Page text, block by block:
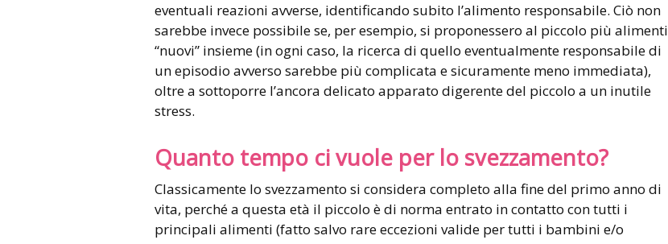
eventuali reazioni avverse, identificando subito l’alimento responsabile. Ciò non
sarebbe invece possibile se, per esempio, si proponessero al piccolo più alimenti
“nuovi” insieme (in ogni caso, la ricerca di quello eventualmente responsabile di
un episodio avverso sarebbe più complicata e sicuramente meno immediata),
oltre a sottoporre l’ancora delicato apparato digerente del piccolo a un inutile
stress.
Quanto tempo ci vuole per lo svezzamento?
Classicamente lo svezzamento si considera completo alla fine del primo anno di
vita, perché a questa età il piccolo è di norma entrato in contatto con tutti i
principali alimenti (fatto salvo rare eccezioni valide per tutti i bambini e/o